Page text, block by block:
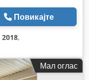
Повикајте
2018,
Мал оглас